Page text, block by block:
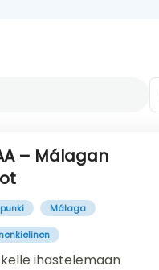
– Málagan
Málaga
ihastelemaan